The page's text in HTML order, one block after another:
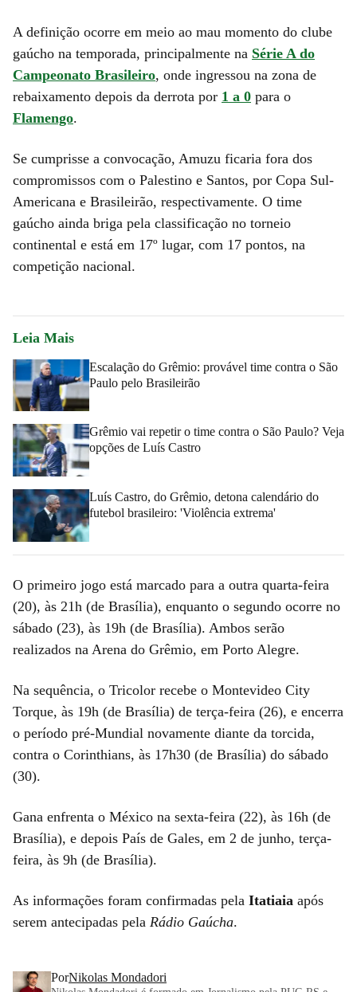
A definição ocorre em meio ao mau momento do clube
gaúcho na temporada, principalmente na Série A do
Campeonato Brasileiro, onde ingressou na zona de
rebaixamento depois da derrota por 1 a 0 para o
Flamengo.
Se cumprisse a convocação, Amuzu ficaria fora dos
compromissos com o Palestino e Santos, por Copa Sul-
Americana e Brasileirão, respectivamente. O time
gaúcho ainda briga pela classificação no torneio
continental e está em 17º lugar, com 17 pontos, na
competição nacional.
Leia Mais
Escalação do Grêmio: provável time contra o São
Paulo pelo Brasileirão
Grêmio vai repetir o time contra o São Paulo? Veja
opções de Luís Castro
Luís Castro, do Grêmio, detona calendário do
futebol brasileiro: 'Violência extrema'
O primeiro jogo está marcado para a outra quarta-feira
(20), às 21h (de Brasília), enquanto o segundo ocorre no
sábado (23), às 19h (de Brasília). Ambos serão
realizados na Arena do Grêmio, em Porto Alegre.
Na sequência, o Tricolor recebe o Montevideo City
Torque, às 19h (de Brasília) de terça-feira (26), e encerra
o período pré-Mundial novamente diante da torcida,
contra o Corinthians, às 17h30 (de Brasília) do sábado
(30).
Gana enfrenta o México na sexta-feira (22), às 16h (de
Brasília), e depois País de Gales, em 2 de junho, terça-
feira, às 9h (de Brasília).
As informações foram confirmadas pela Itatiaia após
serem antecipadas pela Rádio Gaúcha.
PorNikolas Mondadori